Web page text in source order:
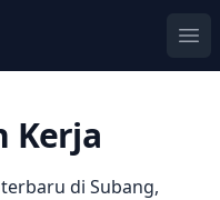
Kerja
di Subang,